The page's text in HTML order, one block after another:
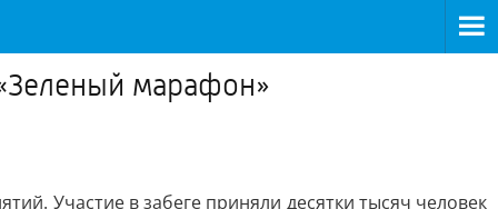
марафон»
Участие в забеге приняли десятки тысяч человек